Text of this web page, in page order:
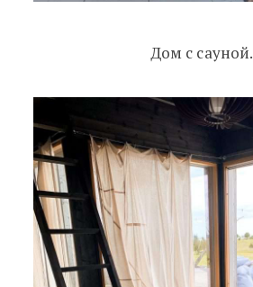
Дом с сауной.